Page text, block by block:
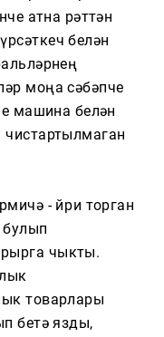
атна рәттән
белән
моңа сәбәпче
машина белән
- йөри торган
чыкты.
товарлары
бетә язды,